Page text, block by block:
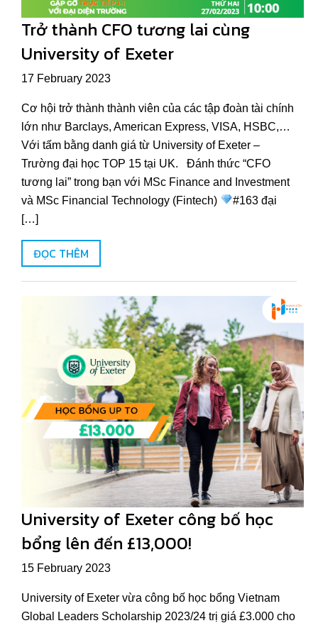
Trở thành CFO tương lai cùng
University of Exeter
17 February 2023
Cơ hội trở thành thành viên của các tập đoàn tài chính
lớn như Barclays, American Express, VISA, HSBC,…
Với tấm bằng danh giá từ University of Exeter –
Trường đại học TOP 15 tại UK. Đánh thức “CFO
tương lai” trong bạn với MSc Finance and Investment
và MSc Financial Technology (Fintech)
#163 đại
[…]
ĐỌC THÊM
University of Exeter công bố học
bổng lên đến £13,000!
15 February 2023
University of Exeter vừa công bố học bổng Vietnam
Global Leaders Scholarship 2023/24 trị giá £3.000 cho